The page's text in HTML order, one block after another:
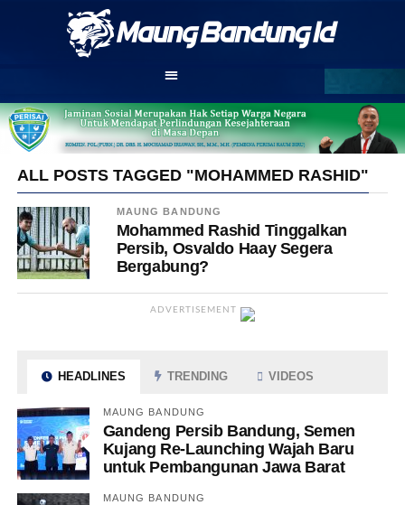
ALL POSTS TAGGED "MOHAMMED RASHID"
MAUNG BANDUNG
Mohammed Rashid Tinggalkan
Persib, Osvaldo Haay Segera
Bergabung?
ADVERTISEMENT
HEADLINES TRENDING VIDEOS
MAUNG BANDUNG
Gandeng Persib Bandung, Semen
Kujang Re-Launching Wajah Baru
untuk Pembangunan Jawa Barat
MAUNG BANDUNG